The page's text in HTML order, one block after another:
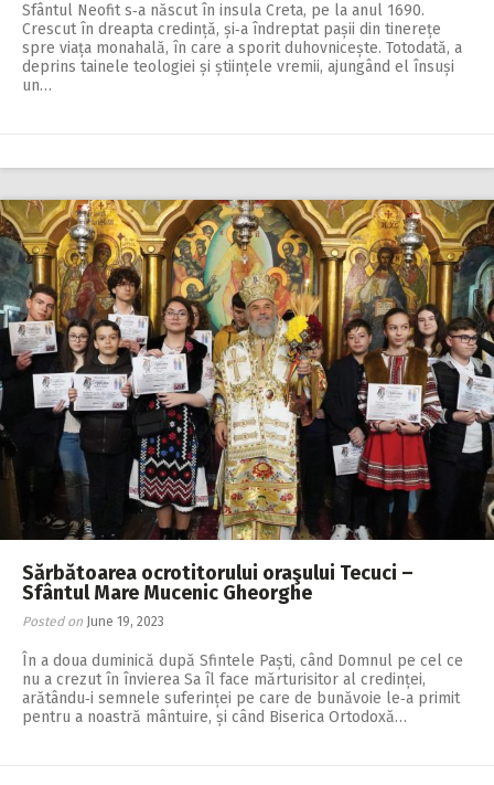
Sfântul Neofit s‑a născut în insula Creta, pe la anul 1690.
Crescut în dreapta credință, și‑a îndreptat pașii din tinerețe
spre viața monahală, în care a sporit duhovnicește. Totodată, a
deprins tainele teologiei și științele vremii, ajungând el însuși
un…
Sărbătoarea ocrotitorului oraşului Tecuci –
Sfântul Mare Mucenic Gheorghe
Posted on June 19, 2023
În a doua duminică după Sfintele Paști, când Domnul pe cel ce
nu a crezut în învierea Sa îl face mărturisitor al credinței,
arătându‑i semnele suferinței pe care de bunăvoie le‑a primit
pentru a noastră mântuire, și când Biserica Ortodoxă…